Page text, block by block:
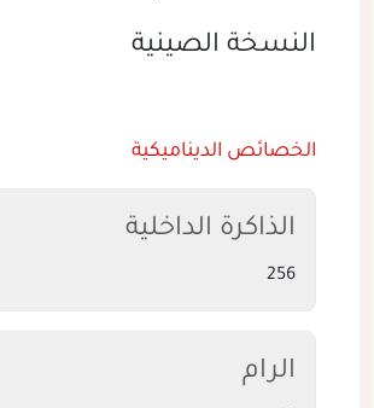
النسخة الصينية
الخصائص الديناميكية
الذاكرة الداخلية
256
الرام